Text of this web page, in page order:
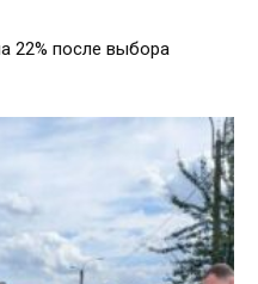
22% после выбора